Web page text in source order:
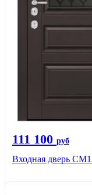
111 100 руб
Входная дверь